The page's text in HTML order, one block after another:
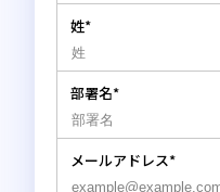
姓*
部署名*
メールアドレス*